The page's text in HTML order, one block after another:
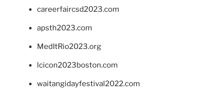
careerfaircsd2023.com
apsth2023.com
MedItRio2023.org
lcicon2023boston.com
waitangidayfestival2022.com